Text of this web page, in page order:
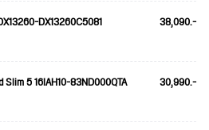
DX13260C5081 38,090.-
Slim 5 16IAH10-83ND000QTA 30,990.-